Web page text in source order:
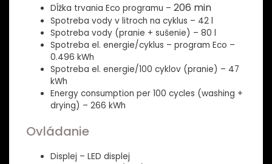
Dĺžka trvania Eco programu – 206 min
Spotreba vody v litroch na cyklus – 42 l
Spotreba vody (pranie + sušenie) – 80 l
Spotreba el. energie/cyklus – program Eco –
0.496 kWh
Spotreba el. energie/100 cyklov (pranie) – 47
kWh
Energy consumption per 100 cycles (washing +
drying) – 266 kWh
Ovládanie
Displej – LED displej